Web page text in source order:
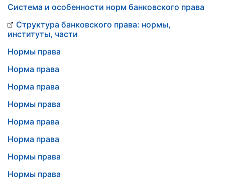
Система и особенности норм банковского права
Структура банковского права: нормы,
институты, части
Нормы права
Норма права
Норма права
Нормы права
Норма права
Норма права
Нормы права
Нормы права